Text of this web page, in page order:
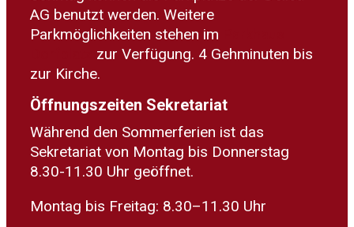
AG benutzt werden. Weitere
Parkmöglichkeiten stehen im
zur Verfügung. 4 Gehminuten bis
zur Kirche.
Öffnungszeiten Sekretariat
Während den Sommerferien ist das
Sekretariat von Montag bis Donnerstag
8.30-11.30 Uhr geöffnet.
Montag bis Freitag: 8.30–11.30 Uhr